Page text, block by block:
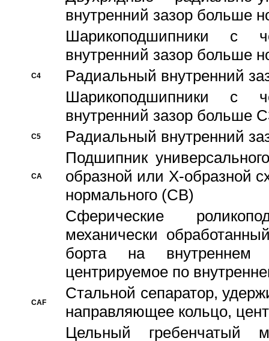
внутренний зазор больше
Шарикоподшипники с
внутренний зазор больше
C4
Pадиальный внутренний
Шарикоподшипники с
внутренний зазор больше
C5 Pадиальный внутренний
CA
Подшипник
образной или Х-образной
нормального (CB)
Сферические
механически
борта на внутреннем
центрируемое по
CAF
Стальной сепаратор,
направляющее кольцо,
Цельный гребенчатый